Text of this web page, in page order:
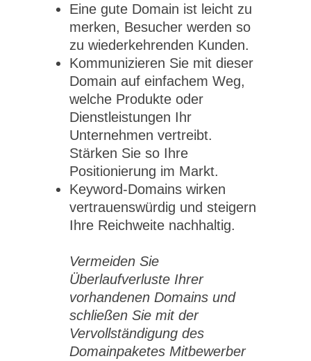
Eine gute Domain ist leicht zu
merken, Besucher werden so
zu wiederkehrenden Kunden.
Kommunizieren Sie mit dieser
Domain auf einfachem Weg,
welche Produkte oder
Dienstleistungen Ihr
Unternehmen vertreibt.
Stärken Sie so Ihre
Positionierung im Markt.
Keyword-Domains wirken
vertrauenswürdig und steigern
Ihre Reichweite nachhaltig.
Vermeiden Sie
Überlaufverluste Ihrer
vorhandenen Domains und
schließen Sie mit der
Vervollständigung des
Domainpaketes Mitbewerber